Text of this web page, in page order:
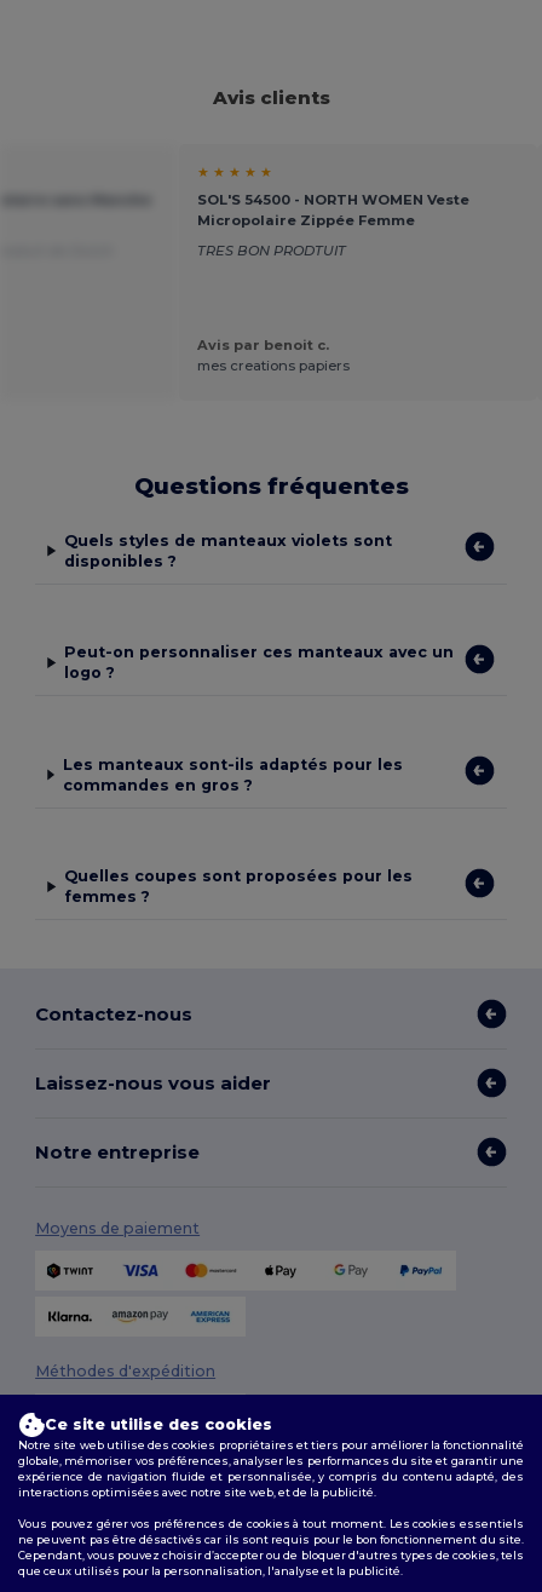
Avis clients
★ ★ ★ ★ ★
SOL'S 54500 - NORTH WOMEN Veste
Micropolaire Zippée Femme
TRES BON PRODTUIT
Avis par benoit c.
mes creations papiers
Questions fréquentes
Quels styles de manteaux violets sont
disponibles ?
Peut-on personnaliser ces manteaux avec un
logo ?
Les manteaux sont-ils adaptés pour les
commandes en gros ?
Quelles coupes sont proposées pour les
femmes ?
Contactez-nous
Laissez-nous vous aider
Notre entreprise
Moyens de paiement
Méthodes d'expédition
Suivez-nous
Ce site utilise des cookies
Notre site web utilise des cookies propriétaires et tiers pour améliorer la fonctionnalité
globale, mémoriser vos préférences, analyser les performances du site et garantir une
expérience de navigation fluide et personnalisée, y compris du contenu adapté, des
interactions optimisées avec notre site web, et de la publicité.
Vous pouvez gérer vos préférences de cookies à tout moment. Les cookies essentiels
ne peuvent pas être désactivés car ils sont requis pour le bon fonctionnement du site.
Cependant, vous pouvez choisir d’accepter ou de bloquer d'autres types de cookies, tels
que ceux utilisés pour la personnalisation, l'analyse et la publicité.